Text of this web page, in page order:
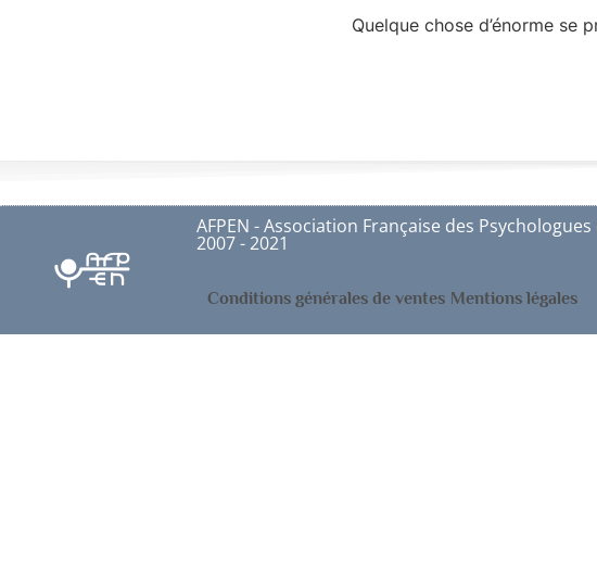
Quelque chose d’énorme
AFPEN - Association Française des
2007 - 2021
Conditions générales de ventes Mentions légales